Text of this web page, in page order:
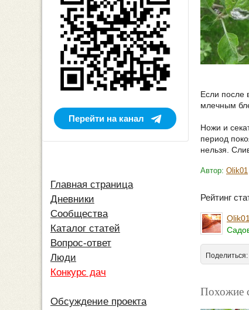
Если после
млечным
Ножи и
период
нельзя.
Автор: Olik01
Рейтинг
Olik01
Поделиться:
Похожие
Перейти на канал
Главная страница
Дневники
Сообщества
Каталог статей
Вопрос-ответ
Люди
Конкурс дач
Обсуждение проекта